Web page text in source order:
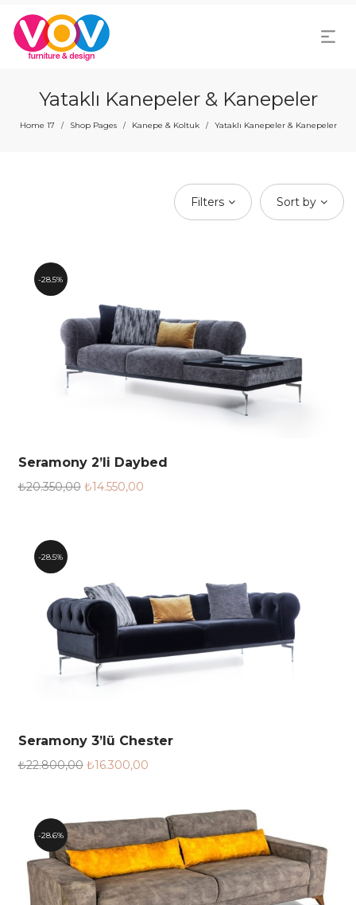
Yataklı Kanepeler & Kanepeler
Home 17 / Shop Pages / Kanepe & Koltuk / Yataklı Kanepeler & Kanepeler
Filters Sort by
28.5%
Seramony 2’li Daybed
₺20.350,00 ₺14.550,00
28.5%
Seramony 3’lü Chester
₺22.800,00 ₺16.300,00
28.6%